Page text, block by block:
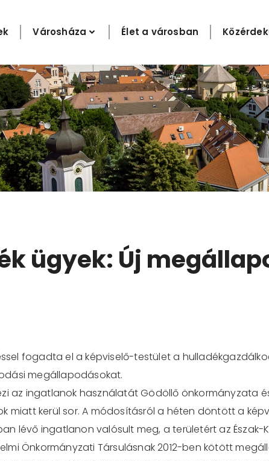
Városháza Élet a városban
ügyek: Új
fogadta el a képviselő-testület a
megállapodásokat.
az ingatlanok használatát Gödöllő önkormányzata
miatt kerül sor. A módosításról a héten döntött a
lévő ingatlanon valósult meg, a területért az Észak-
Önkormányzati Társulásnak 2012-ben kötött